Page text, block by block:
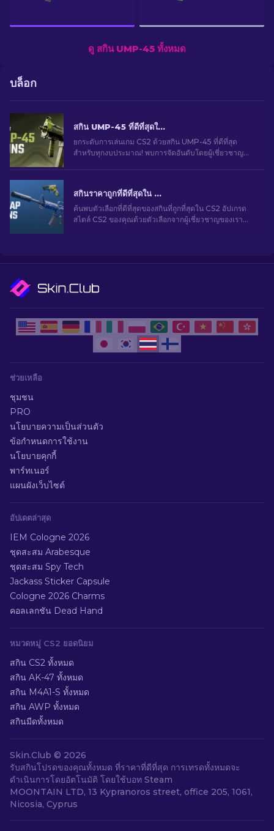
ดู สกิน UMP-45 ทั้งหมด
บล็อก
สกิน UMP-45 ที่ดีที่สุดใน CS2 สำหรับทุกงบประมาณ [2026]
ยกระดับการเล่นเกม CS2 ด้วยสกิน UMP-45 ที่ดีที่สุด
สำหรับทุกงบประมาณ! พบการจัดอันดับโดยผู้เชี่ยวชาญ
สกินราคาถูกที่ดีที่สุดใน CS2 [2026]
ค้นพบตัวเลือกที่ดีที่สุดของสกินที่ถูกที่สุดใน CS2 อัปเกรด
สไตล์ CS2 ของคุณด้วยตัวเลือกจากผู้เชี่ยวชาญของเรา
ช่วยเหลือ
ชุมชน
PRO
นโยบายความเป็นส่วนตัว
ข้อกำหนดการใช้งาน
นโยบายคุกกี้
พาร์ทเนอร์
แผนผังเว็บไซต์
อัปเดตล่าสุด
IEM Cologne 2026
ชุดสะสม Arabesque
ชุดสะสม Spy Tech
Jackass Sticker Capsule
Cologne 2026 Charms
คอลเลกชัน Dead Hand
หมวดหมู่ CS2 ยอดนิยม
สกิน CS2 ทั้งหมด
สกิน AK-47 ทั้งหมด
สกิน M4A1-S ทั้งหมด
สกิน AWP ทั้งหมด
สกินมีดทั้งหมด
Skin.Club © 2026
รับสกินโปรดของคุณทั้งหมด ที่ราคาที่ดีที่สุด การเทรดทั้งหมดจะ
ดำเนินการโดยอัตโนมัติ โดยใช้บอท Steam
MOONTAIN LTD, 13 Kypranoros street, office 205, 1061,
Nicosia, Cyprus